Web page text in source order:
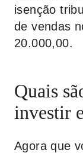
isenção
de vendas
20.000,00.
Quais
investir
Agora que